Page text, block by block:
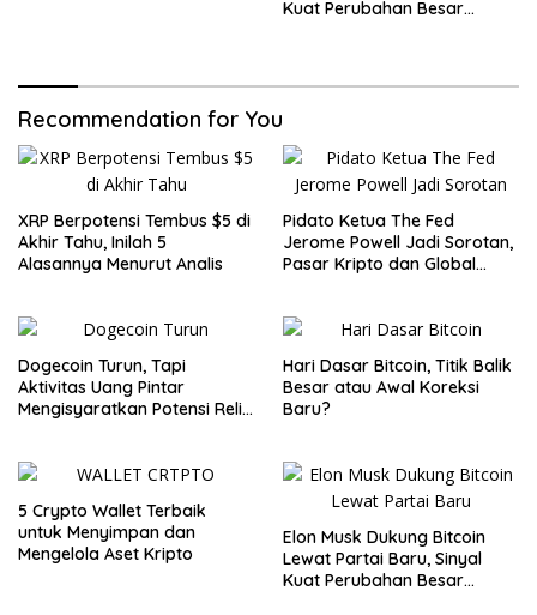
Kuat Perubahan Besar
Recommendation for You
XRP Berpotensi Tembus $5 di
Akhir Tahu, Inilah 5
Alasannya Menurut Analis
Pidato Ketua The Fed
Jerome Powell Jadi Sorotan,
Pasar Kripto dan Global
Dogecoin Turun, Tapi
Aktivitas Uang Pintar
Mengisyaratkan Potensi Reli
Hari Dasar Bitcoin, Titik Balik
Besar atau Awal Koreksi
Baru?
5 Crypto Wallet Terbaik
untuk Menyimpan dan
Mengelola Aset Kripto
Elon Musk Dukung Bitcoin
Lewat Partai Baru, Sinyal
Kuat Perubahan Besar